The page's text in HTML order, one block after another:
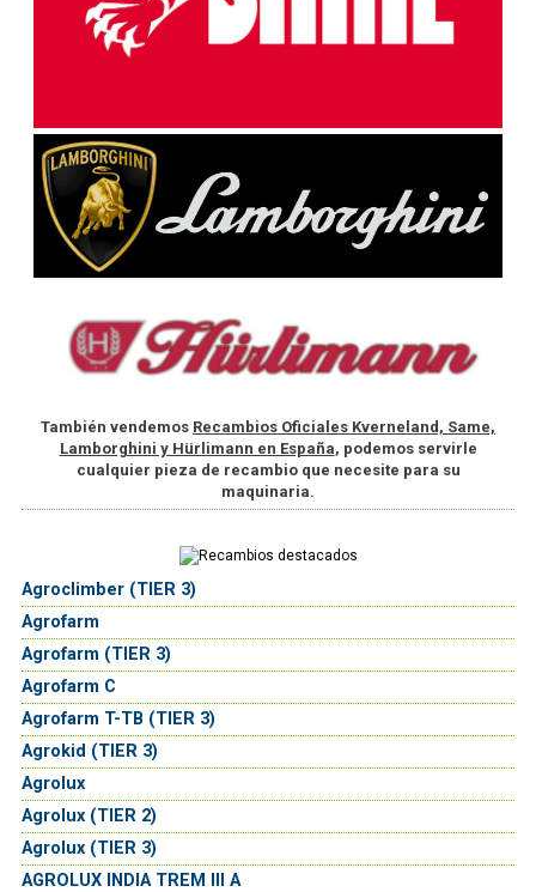
También vendemos Recambios Oficiales Kverneland, Same,
Lamborghini y Hürlimann en España, podemos servirle
cualquier pieza de recambio que necesite para su
maquinaria.
Agroclimber (TIER 3)
Agrofarm
Agrofarm (TIER 3)
Agrofarm C
Agrofarm T-TB (TIER 3)
Agrokid (TIER 3)
Agrolux
Agrolux (TIER 2)
Agrolux (TIER 3)
AGROLUX INDIA TREM III A